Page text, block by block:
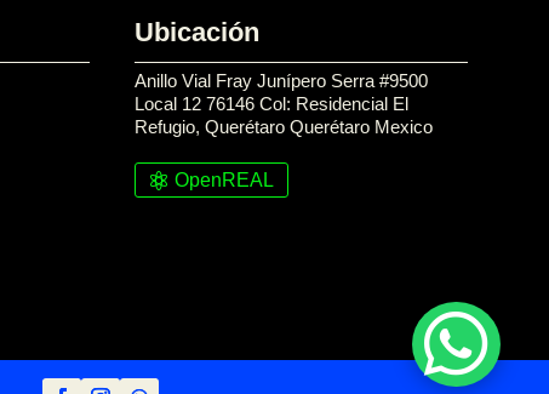
Ubicación
Anillo Vial Fray Junípero Serra #9500
Local 12 76146 Col: Residencial El
Refugio, Querétaro Querétaro Mexico
OpenREAL
